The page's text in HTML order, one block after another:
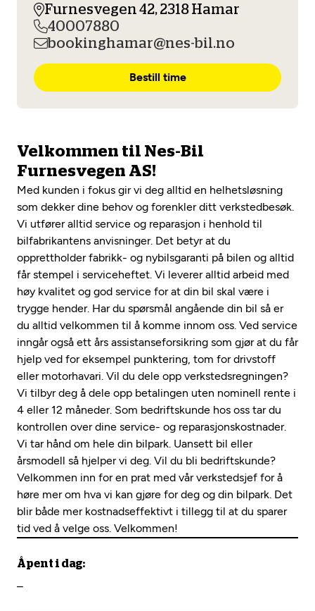
Diagnose/Feilsøking
Se alle (52) tjenester her
Mekonomen Bilkonto
Les mer
Mekonomen Fleet
Les mer
Fritt verkstedvalg
Lønnsomt valg
Mobilitetsgaranti
Opprett en konto
Furnesvegen 42, 2318 Hamar
40007880
bookinghamar@nes-bil.no
Bestill time
Velkommen til Nes-Bil
Furnesvegen AS!
Med kunden i fokus gir vi deg alltid en helhetsløsning
som dekker dine behov og forenkler ditt verkstedbesøk.
Vi utfører alltid service og reparasjon i henhold til
bilfabrikantens anvisninger. Det betyr at du
opprettholder fabrikk- og nybilsgaranti på bilen og alltid
får stempel i serviceheftet. Vi leverer alltid arbeid med
høy kvalitet og god service for at din bil skal være i
trygge hender. Har du spørsmål angående din bil så er
du alltid velkommen til å komme innom oss. Ved service
inngår også ett års assistanseforsikring som gjør at du får
hjelp ved for eksempel punktering, tom for drivstoff
eller motorhavari. Vil du dele opp verkstedsregningen?
Vi tilbyr deg å dele opp betalingen uten nominell rente i
4 eller 12 måneder. Som bedriftskunde hos oss tar du
kontrollen over dine service- og reparasjonskostnader.
Vi tar hånd om hele din bilpark. Uansett bil eller
årsmodell så hjelper vi deg. Vil du bli bedriftskunde?
Velkommen inn for en prat med vår verkstedsjef for å
høre mer om hva vi kan gjøre for deg og din bilpark. Det
blir både mer kostnadseffektivt i tillegg til at du sparer
tid ved å velge oss. Velkommen!
Åpent i dag:
–